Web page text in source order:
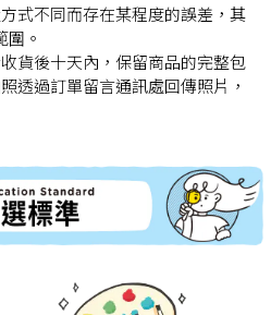
式不同而存在某程度的誤差，其
。
貨後十天內，保留商品的完整包
透過訂單留言通訊處回傳照片，